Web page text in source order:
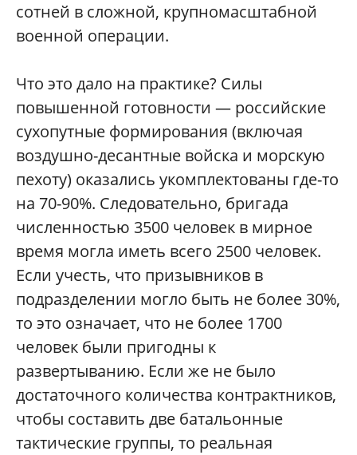
сотней в сложной, крупномасштабной
военной операции.
Что это дало на практике? Силы
повышенной готовности — российские
сухопутные формирования (включая
воздушно-десантные войска и морскую
пехоту) оказались укомплектованы где-то
на 70-90%. Следовательно, бригада
численностью 3500 человек в мирное
время могла иметь всего 2500 человек.
Если учесть, что призывников в
подразделении могло быть не более 30%,
то это означает, что не более 1700
человек были пригодны к
развертыванию. Если же не было
достаточного количества контрактников,
чтобы составить две батальонные
тактические группы, то реальная